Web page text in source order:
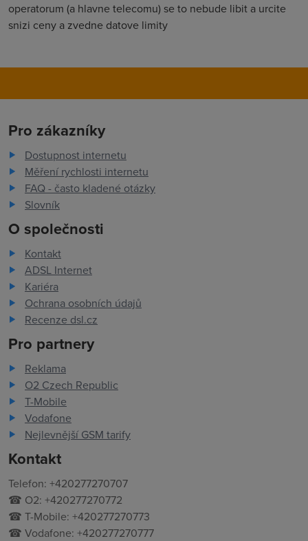
operatorum (a hlavne telecomu) se to nebude libit a urcite
snizi ceny a zvedne datove limity
Pro zákazníky
Dostupnost internetu
Měření rychlosti internetu
FAQ - často kladené otázky
Slovník
O společnosti
Kontakt
ADSL Internet
Kariéra
Ochrana osobních údajů
Recenze dsl.cz
Pro partnery
Reklama
O2 Czech Republic
T-Mobile
Vodafone
Nejlevnější GSM tarify
Kontakt
Telefon: +420277270707
☎ O2: +420277270772
☎ T-Mobile: +420277270773
☎ Vodafone: +420277270777